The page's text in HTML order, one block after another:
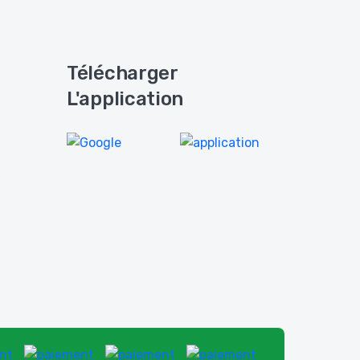
Télécharger
L'application